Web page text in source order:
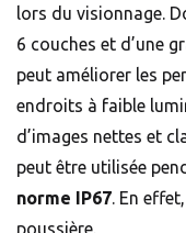
lors du visionnage.
6 couches et d’une
peut améliorer les
endroits à faible
d’images nettes et
peut être utilisée
norme IP67. En
poussière.